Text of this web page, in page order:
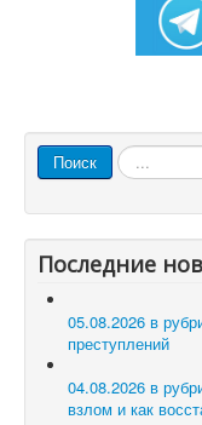
Поиск Искать...
Последние
05.08.2026 в
преступлений
04.08.2026 в
взлом и как